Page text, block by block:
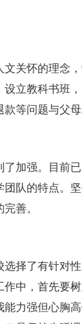
关怀的理念
立教科书班
等问题与父母
加强。目前
队的特点。
善。
择了有针对
中，首先要
力强但心胸